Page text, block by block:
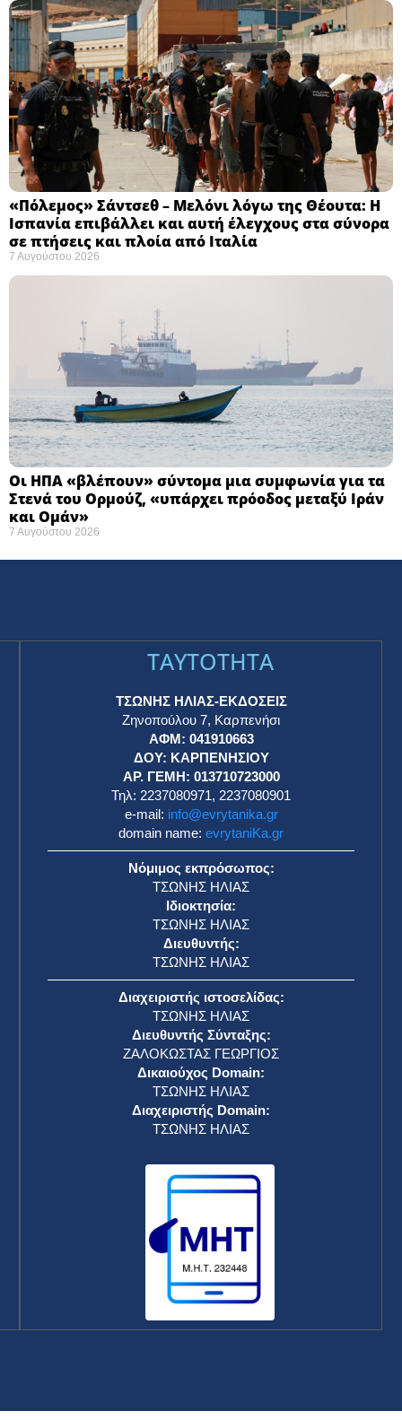
«Πόλεμος» Σάντσεθ – Μελόνι λόγω της Θέουτα: Η
Ισπανία επιβάλλει και αυτή έλεγχους στα σύνορα
σε πτήσεις και πλοία από Ιταλία
7 Αυγούστου 2026
Οι ΗΠΑ «βλέπουν» σύντομα μια συμφωνία για τα
Στενά του Ορμούζ, «υπάρχει πρόοδος μεταξύ Ιράν
και Ομάν»
7 Αυγούστου 2026
TAYTOTHTA
ΤΣΩΝΗΣ ΗΛΙΑΣ-ΕΚΔΟΣΕΙΣ
Ζηνοπούλου 7, Καρπενήσι
ΑΦΜ: 041910663
ΔΟΥ: ΚΑΡΠΕΝΗΣΙΟΥ
ΑΡ. ΓΕΜΗ: 013710723000
Τηλ: 2237080971, 2237080901
e-mail: info@evrytanika.gr
domain name: evrytaniKa.gr
Νόμιμος εκπρόσωπος:
ΤΣΩΝΗΣ ΗΛΙΑΣ
Ιδιοκτησία:
ΤΣΩΝΗΣ ΗΛΙΑΣ
Διευθυντής:
ΤΣΩΝΗΣ ΗΛΙΑΣ
Διαχειριστής ιστοσελίδας:
ΤΣΩΝΗΣ ΗΛΙΑΣ
Διευθυντής Σύνταξης:
ΖΑΛΟΚΩΣΤΑΣ ΓΕΩΡΓΙΟΣ
Δικαιούχος Domain:
ΤΣΩΝΗΣ ΗΛΙΑΣ
Διαχειριστής Domain:
ΤΣΩΝΗΣ ΗΛΙΑΣ